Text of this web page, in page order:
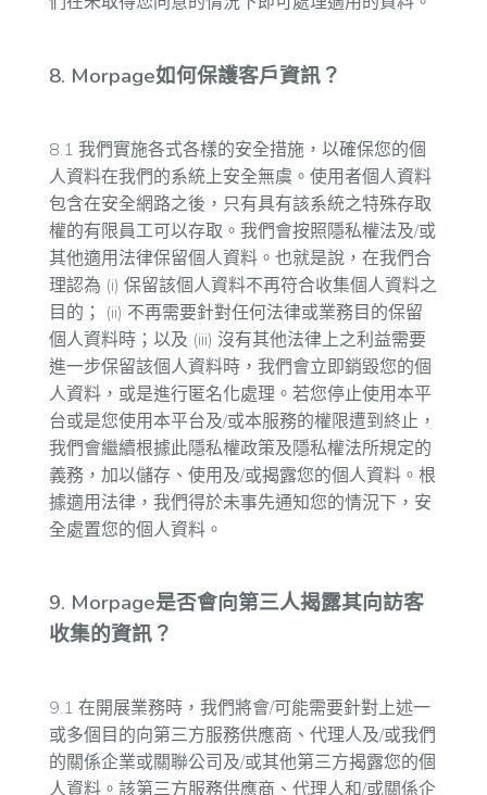
8. Morpage如何保護客戶資訊？
8.1 我們實施各式各樣的安全措施，以確保您的個
人資料在我們的系統上安全無虞。使用者個人資料
包含在安全網路之後，只有具有該系統之特殊存取
權的有限員工可以存取。我們會按照隱私權法及/或
其他適用法律保留個人資料。也就是說，在我們合
理認為 (i) 保留該個人資料不再符合收集個人資料之
目的； (ii) 不再需要針對任何法律或業務目的保留
個人資料時；以及 (iii) 沒有其他法律上之利益需要
進一步保留該個人資料時，我們會立即銷毀您的個
人資料，或是進行匿名化處理。若您停止使用本平
台或是您使用本平台及/或本服務的權限遭到終止，
我們會繼續根據此隱私權政策及隱私權法所規定的
義務，加以儲存、使用及/或揭露您的個人資料。根
據適用法律，我們得於未事先通知您的情況下，安
全處置您的個人資料。
9. Morpage是否會向第三人揭露其向訪客
收集的資訊？
9.1 在開展業務時，我們將會/可能需要針對上述一
或多個目的向第三方服務供應商、代理人及/或我們
的關係企業或關聯公司及/或其他第三方揭露您的個
人資料。該第三方服務供應商、代理人和/或關係企